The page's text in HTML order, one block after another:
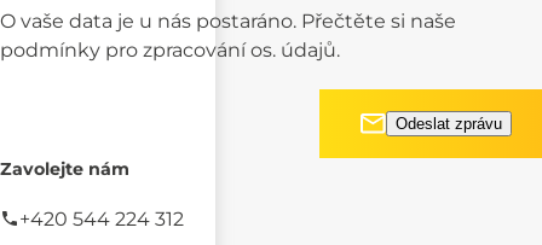
O vaše data je u nás postaráno. Přečtěte si naše
podmínky pro zpracování os. údajů.
Zavolejte nám
+420 544 224 312